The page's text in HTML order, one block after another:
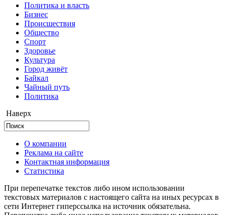
Политика и власть
Бизнес
Происшествия
Общество
Cпорт
Здоровье
Культура
Город живёт
Байкал
Чайный путь
Политика
Наверх
О компании
Реклама на сайте
Контактная информация
Статистика
При перепечатке текстов либо ином использовании
текстовых материалов с настоящего сайта на иных ресурсах в
сети Интернет гиперссылка на источник обязательна.